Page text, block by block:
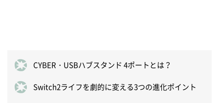
CYBER・USBハブスタンド 4ポートとは？
Switch2ライフを劇的に変える3つの進化ポイント